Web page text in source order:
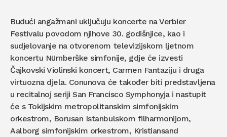
Budući angažmani uključuju koncerte na Verbier
Festivalu povodom njihove 30. godišnjice, kao i
sudjelovanje na otvorenom televizijskom ljetnom
koncertu Nürnberške simfonije, gdje će izvesti
Čajkovski Violinski koncert, Carmen Fantaziju i druga
virtuozna djela. Conunova će također biti predstavljena
u recitalnoj seriji San Francisco Symphonyja i nastupit
će s Tokijskim metropolitanskim simfonijskim
orkestrom, Borusan Istanbulskom filharmonijom,
Aalborg simfonijskim orkestrom, Kristiansand